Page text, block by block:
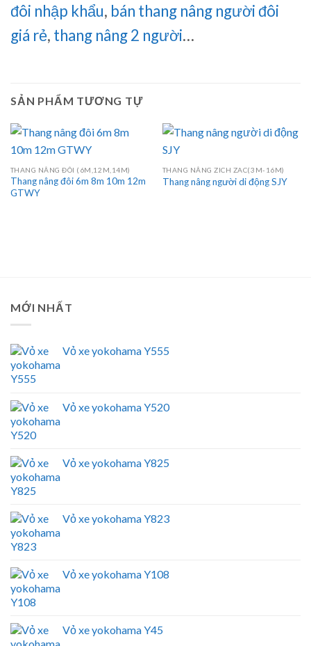
đôi nhập khẩu, bán thang nâng người đôi
giá rẻ, thang nâng 2 người…
SẢN PHẨM TƯƠNG TỰ
THANG NÂNG ĐÔI (6M,12M,14M)
Thang nâng đôi 6m 8m 10m 12m
GTWY
THANG NÂNG ZICH ZAC(3M-16M)
Thang nâng người di động SJY
MỚI NHẤT
Vỏ xe yokohama Y555
Vỏ xe yokohama Y520
Vỏ xe yokohama Y825
Vỏ xe yokohama Y823
Vỏ xe yokohama Y108
Vỏ xe yokohama Y45